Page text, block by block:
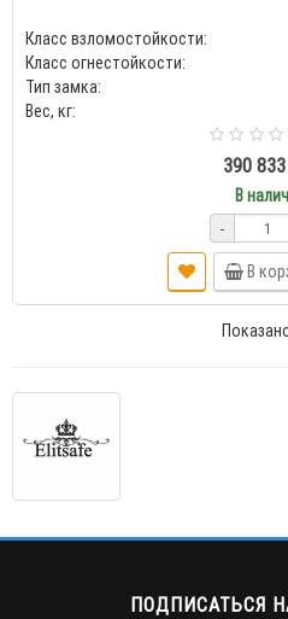
Класс взломостойкости:
Класс огнестойкости:
Тип замка:
Вес, кг:
390
В
-
В
ПОДПИСАТЬСЯ